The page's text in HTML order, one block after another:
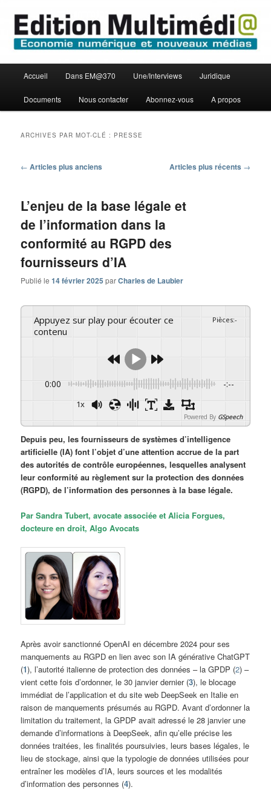
contenu
principal
contenu
secondaire
Edition Multimédi@
principal
Accueil Dans EM@370 Une/Interviews Juridique
Documents Nous contacter Abonnez-vous A propos
ARCHIVES PAR MOT-CLÉ : PRESSE
Navigation
← Articles plus anciens Articles plus récents →
L’enjeu de la base légale et
de l’information dans la
conformité au RGPD des
fournisseurs d’IA
Publié le14 février 2025 parCharles de Laubier
Appuyez sur play pour écouter ce
contenu
Pièces:-
0:00 -:--
1x
Powered By GSpeech
Depuis peu, les fournisseurs de systèmes d’intelligence
artificielle (IA) font l’objet d’une attention accrue de la part
des autorités de contrôle européennes, lesquelles analysent
leur conformité au règlement sur la protection des données
(RGPD), de l’information des personnes à la base légale.
Par Sandra Tubert, avocate associée et Alicia Forgues,
docteure en droit, Algo Avocats
Après avoir sanctionné OpenAI en décembre 2024 pour ses
manquements au RGPD en lien avec son IA générative ChatGPT
(1), l’autorité italienne de protection des données – la GPDP (2) –
vient cette fois d’ordonner, le 30 janvier dernier (3), le blocage
immédiat de l’application et du site web DeepSeek en Italie en
raison de manquements présumés au RGPD. Avant d’ordonner la
limitation du traitement, la GPDP avait adressé le 28 janvier une
demande d’informations à DeepSeek, afin qu’elle précise les
données traitées, les finalités poursuivies, leurs bases légales, le
lieu de stockage, ainsi que la typologie de données utilisées pour
entraîner les modèles d’IA, leurs sources et les modalités
d’information des personnes (4).